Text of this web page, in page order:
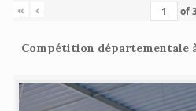
« ‹ of
Compétition départementale